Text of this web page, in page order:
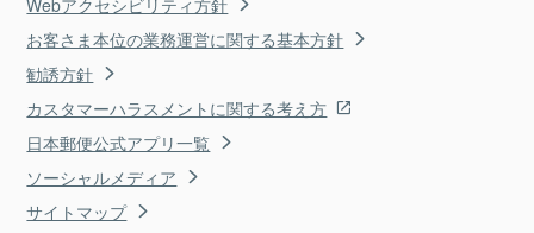
お客さま本位の業務運営に関する基本方針
勧誘方針
カスタマーハラスメントに関する考え方
日本郵便公式アプリ一覧
ソーシャルメディア
サイトマップ